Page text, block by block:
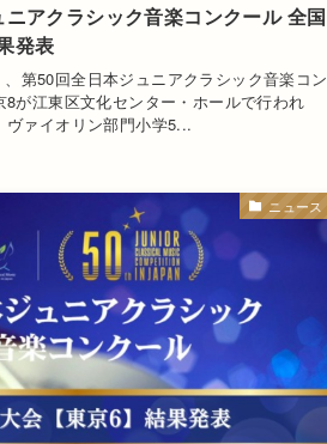
アクラシック音楽コンクール 全国
発表
第50回全日本ジュニアクラシック音楽コン
8が江東区文化センター・ホールで行われ
ヴァイオリン部門小学5...
ニュース